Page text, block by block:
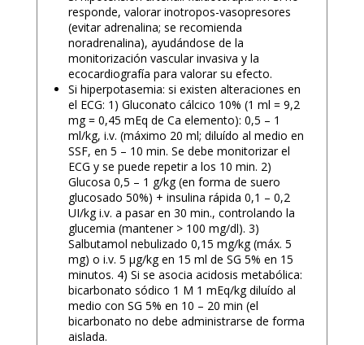
responde, valorar inotropos-vasopresores
(evitar adrenalina; se recomienda
noradrenalina), ayudándose de la
monitorización vascular invasiva y la
ecocardiografía para valorar su efecto.
Si hiperpotasemia: si existen alteraciones en
el ECG: 1) Gluconato cálcico 10% (1 ml = 9,2
mg = 0,45 mEq de Ca elemento): 0,5 – 1
ml/kg, i.v. (máximo 20 ml; diluído al medio en
SSF, en 5 – 10 min. Se debe monitorizar el
ECG y se puede repetir a los 10 min. 2)
Glucosa 0,5 – 1 g/kg (en forma de suero
glucosado 50%) + insulina rápida 0,1 – 0,2
UI/kg i.v. a pasar en 30 min., controlando la
glucemia (mantener > 100 mg/dl). 3)
Salbutamol nebulizado 0,15 mg/kg (máx. 5
mg) o i.v. 5 μg/kg en 15 ml de SG 5% en 15
minutos. 4) Si se asocia acidosis metabólica:
bicarbonato sódico 1 M 1 mEq/kg diluído al
medio con SG 5% en 10 – 20 min (el
bicarbonato no debe administrarse de forma
aislada.